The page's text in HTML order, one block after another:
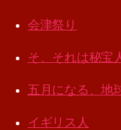
会津祭り
そ、それは秘宝
五月になる、地
イギリス人